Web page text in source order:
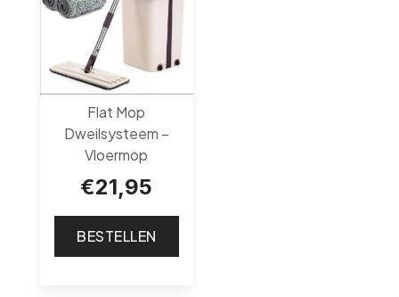
Flat Mop
Dweilsysteem –
Vloermop
€21,95
BESTELLEN